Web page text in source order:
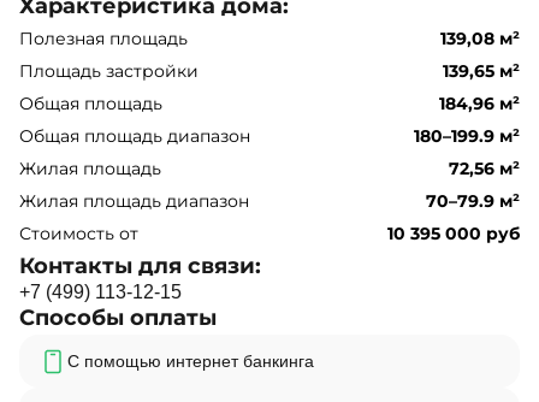
Характеристика дома:
Полезная площадь
139,08 м²
Площадь застройки
139,65 м²
Общая площадь
184,96 м²
Общая площадь диапазон
180–199.9 м²
Жилая площадь
72,56 м²
Жилая площадь диапазон
70–79.9 м²
Стоимость от
10 395 000 руб
Контакты для связи:
+7 (499) 113-12-15
Способы оплаты
С помощью интернет банкинга